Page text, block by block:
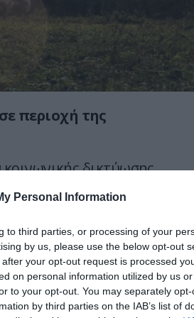
Personal Information
to third parties, or processing of your
by us, please use the below opt-out
your opt-out request is processed
on personal information utilized by us
to your opt-out. You may separately
by third parties on the IAB’s list of
περιοχή της
δικτύωσης
τεράστια αλυσίδα